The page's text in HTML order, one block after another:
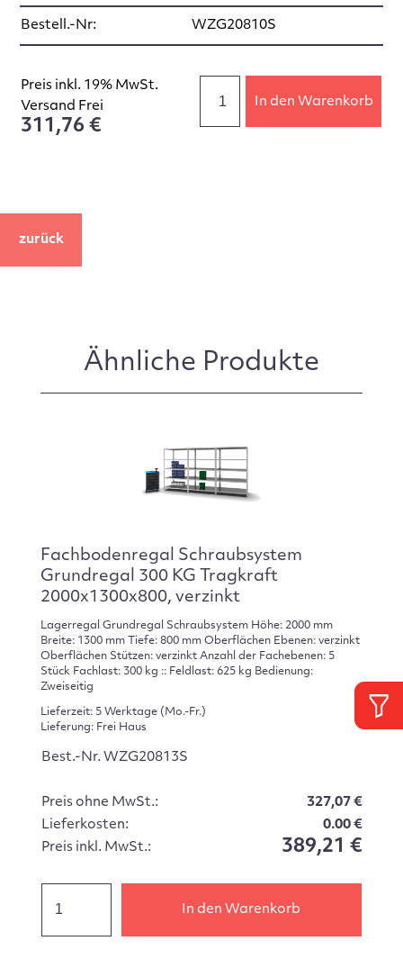
Bestell.-Nr: WZG20810S
Preis inkl. 19% MwSt.
Versand Frei
311,76 €
In den Warenkorb
zurück
Ähnliche Produkte
Fachbodenregal Schraubsystem
Grundregal 300 KG Tragkraft
2000x1300x800, verzinkt
Lagerregal Grundregal Schraubsystem Höhe: 2000 mm
Breite: 1300 mm Tiefe: 800 mm Oberflächen Ebenen: verzinkt
Oberflächen Stützen: verzinkt Anzahl der Fachebenen: 5
Stück Fachlast: 300 kg :: Feldlast: 625 kg Bedienung:
Zweiseitig
Lieferzeit: 5 Werktage (Mo.-Fr.)
Lieferung: Frei Haus
Best.-Nr. WZG20813S
Preis ohne MwSt.:
327,07 €
Lieferkosten:
0.00 €
Preis inkl. MwSt.:
389,21 €
In den Warenkorb